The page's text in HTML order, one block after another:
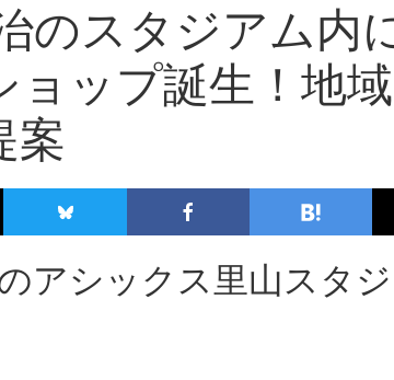
のスタジアム内
ョップ誕生！地
案
アシックス里山スタ